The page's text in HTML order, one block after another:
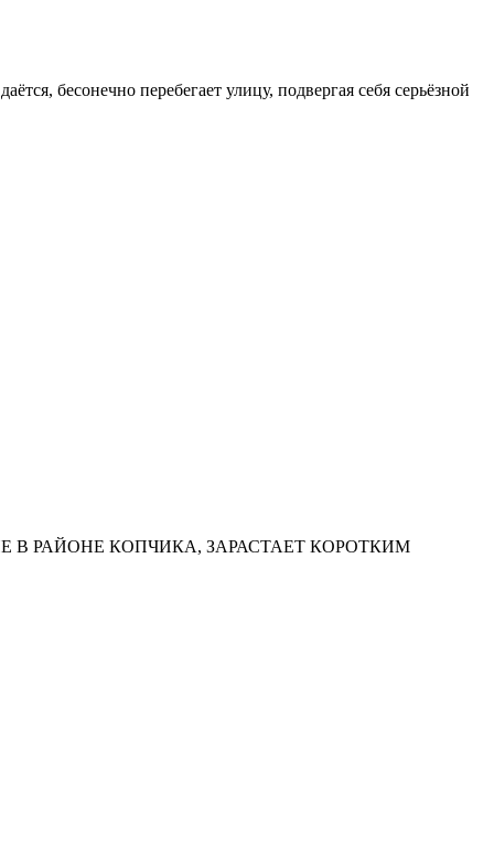
бесонечно перебегает улицу, подвергая себя серьёзной
В РАЙОНЕ КОПЧИКА, ЗАРАСТАЕТ КОРОТКИМ